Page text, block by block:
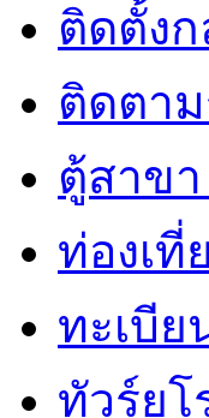
ติดตั้งก
ติดตา
ตู้สาขา
ท่องเที่
ทะเบีย
ทัวร์ยุโ